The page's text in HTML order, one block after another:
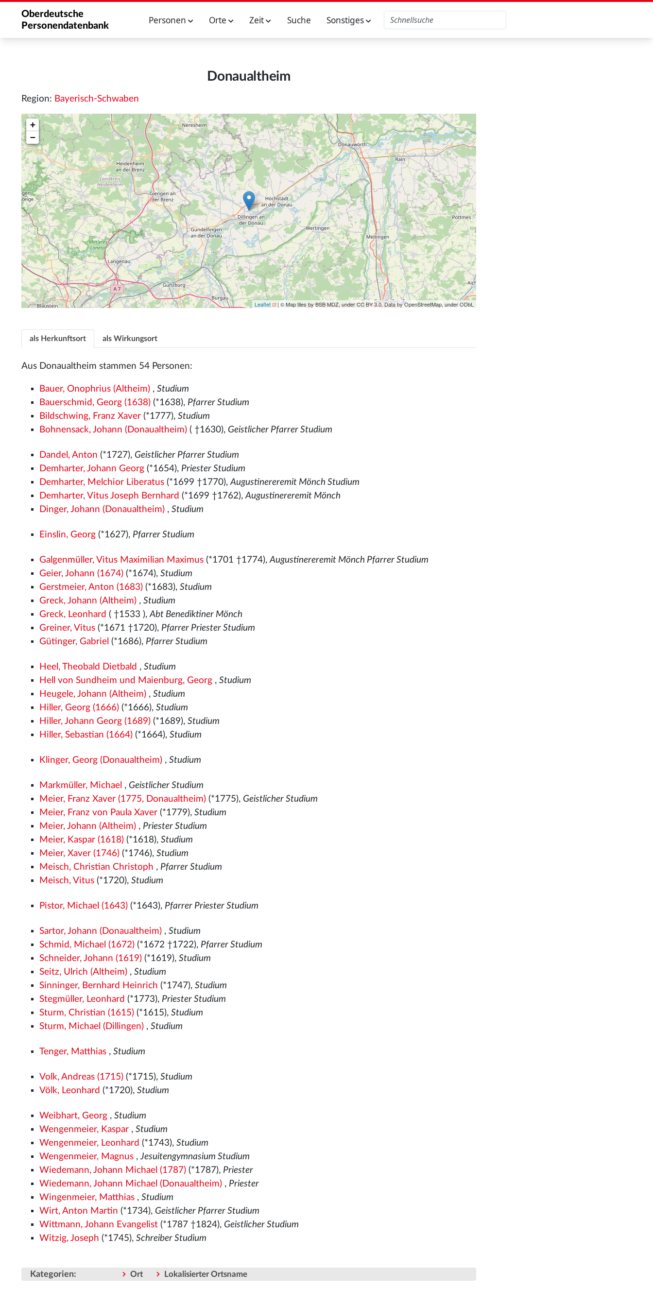
Oberdeutsche
Personendatenbank
Personen Orte Zeit Suche Sonstiges
Donaualtheim
Region: Bayerisch-Schwaben
+
−
Leaflet | © Map tiles by BSB MDZ, under CC BY 3.0. Data by OpenStreetMap, under ODbL
als Herkunftsort als Wirkungsort
Aus Donaualtheim stammen 54 Personen:
Bauer, Onophrius (Altheim) ,Studium
Bauerschmid, Georg (1638) (*1638), Pfarrer Studium
Bildschwing, Franz Xaver (*1777),Studium
Bohnensack, Johann (Donaualtheim) ( †1630), Geistlicher Pfarrer Studium
Dandel, Anton (*1727), Geistlicher Pfarrer Studium
Demharter, Johann Georg (*1654), Priester Studium
Demharter, Melchior Liberatus (*1699 †1770),Augustinereremit Mönch Studium
Demharter, Vitus Joseph Bernhard (*1699 †1762),Augustinereremit Mönch
Dinger, Johann (Donaualtheim) ,Studium
Einslin, Georg (*1627), Pfarrer Studium
Galgenmüller, Vitus Maximilian Maximus (*1701 †1774),Augustinereremit Mönch Pfarrer Studium
Geier, Johann (1674) (*1674),Studium
Gerstmeier, Anton (1683) (*1683),Studium
Greck, Johann (Altheim) ,Studium
Greck, Leonhard ( †1533 ),Abt Benediktiner Mönch
Greiner, Vitus (*1671 †1720), Pfarrer Priester Studium
Gütinger, Gabriel (*1686), Pfarrer Studium
Heel, Theobald Dietbald ,Studium
Hell von Sundheim und Maienburg, Georg ,Studium
Heugele, Johann (Altheim) ,Studium
Hiller, Georg (1666) (*1666),Studium
Hiller, Johann Georg (1689) (*1689),Studium
Hiller, Sebastian (1664) (*1664),Studium
Klinger, Georg (Donaualtheim) ,Studium
Markmüller, Michael , Geistlicher Studium
Meier, Franz Xaver (1775, Donaualtheim) (*1775), Geistlicher Studium
Meier, Franz von Paula Xaver (*1779),Studium
Meier, Johann (Altheim) , Priester Studium
Meier, Kaspar (1618) (*1618),Studium
Meier, Xaver (1746) (*1746),Studium
Meisch, Christian Christoph , Pfarrer Studium
Meisch, Vitus (*1720),Studium
Pistor, Michael (1643) (*1643), Pfarrer Priester Studium
Sartor, Johann (Donaualtheim) ,Studium
Schmid, Michael (1672) (*1672 †1722), Pfarrer Studium
Schneider, Johann (1619) (*1619),Studium
Seitz, Ulrich (Altheim) ,Studium
Sinninger, Bernhard Heinrich (*1747),Studium
Stegmüller, Leonhard (*1773), Priester Studium
Sturm, Christian (1615) (*1615),Studium
Sturm, Michael (Dillingen) ,Studium
Tenger, Matthias ,Studium
Volk, Andreas (1715) (*1715),Studium
Völk, Leonhard (*1720),Studium
Weibhart, Georg ,Studium
Wengenmeier, Kaspar ,Studium
Wengenmeier, Leonhard (*1743),Studium
Wengenmeier, Magnus ,Jesuitengymnasium Studium
Wiedemann, Johann Michael (1787) (*1787), Priester
Wiedemann, Johann Michael (Donaualtheim) , Priester
Wingenmeier, Matthias ,Studium
Wirt, Anton Martin (*1734), Geistlicher Pfarrer Studium
Wittmann, Johann Evangelist (*1787 †1824), Geistlicher Studium
Witzig, Joseph (*1745),Schreiber Studium
Kategorien: Ort Lokalisierter Ortsname